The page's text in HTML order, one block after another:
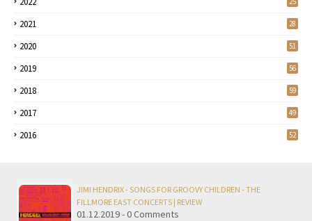
2021 28
2020 51
2019 56
2018 59
2017 49
2016 52
JIMI HENDRIX - SONGS FOR GROOVY CHILDREN - THE
FILLMORE EAST CONCERTS | REVIEW
01.12.2019 - 0 Comments